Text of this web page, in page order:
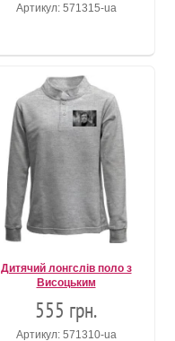
Артикул: 571315-ua
Дитячий лонгслів поло з
Висоцьким
555 грн.
Артикул: 571310-ua